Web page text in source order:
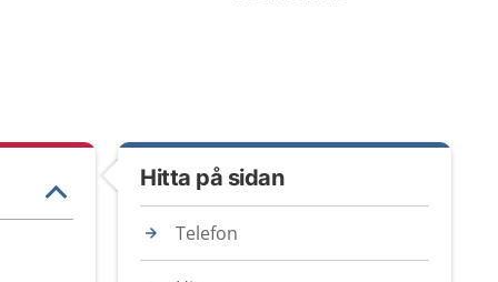
Hitta på sidan
Telefon